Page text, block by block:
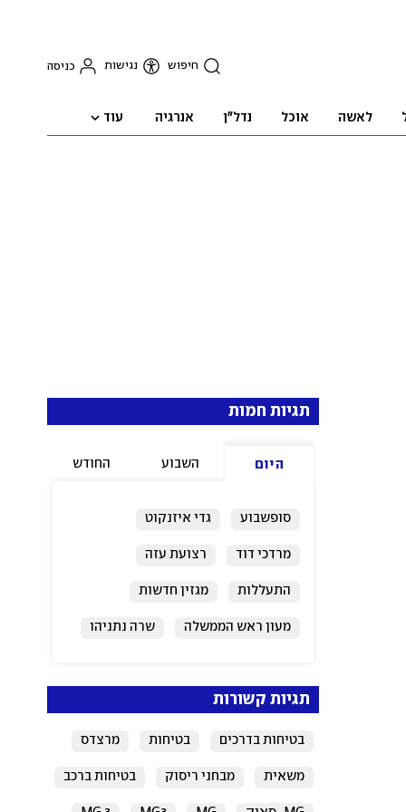
חיפוש נגישות כניסה
לאשה אוכל נדל"ן אנרגיה עוד
תגיות חמות
היום השבוע החודש
סופשבוע גדי איזנקוט
מרדכי דוד רצועת עזה
התעללות מגזין חדשות
מעון ראש הממשלה שרה נתניהו
תגיות קשורות
בטיחות בדרכים בטיחות מרצדס
משאית מבחני ריסוק בטיחות ברכב